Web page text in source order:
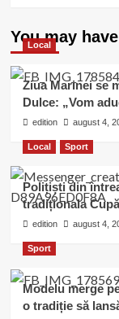
You may
Local
Ziua Marinei se
Dulce: „Vom
edition august 4,
Local Sport
Polițiști din
tradiționala
edition august 4,
Sport
Modelu merge
o tradiție să